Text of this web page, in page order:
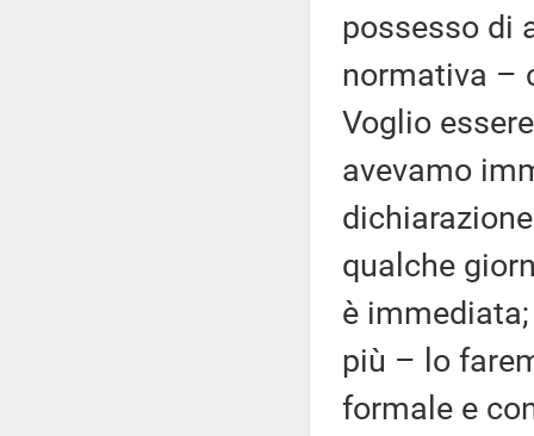
possesso di
normativa –
Voglio
avevamo
qualche
è
più – lo
formale e